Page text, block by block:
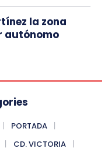
la zona
autónomo
PORTADA
CD. VICTORIA